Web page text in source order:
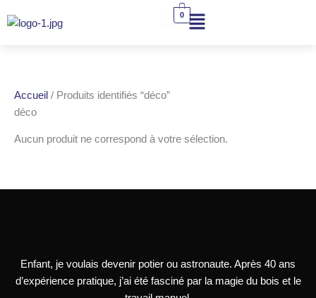
au
0
Accueil / Produits identifiés “déco”
déco
Aucun produit ne correspond à votre sélection.
Enfant, je voulais devenir potier ou astronaute. Après 40 ans
d’expérience pratique, j’ai été fasciné par la magie du bois et le